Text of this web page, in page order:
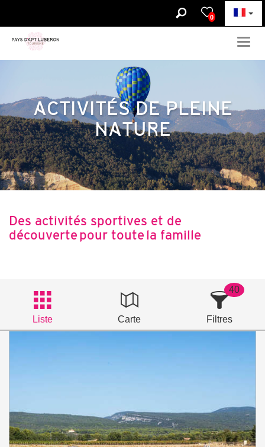
0
ACTIVITÉS DE PLEINE
NATURE
Des activités sportives et de
découverte pour toute la famille
Liste Carte Filtres
40